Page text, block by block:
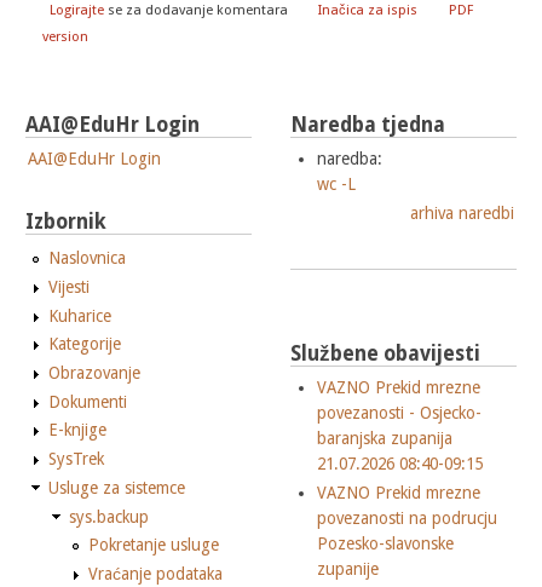
Logirajtese za dodavanje komentara Inačica za ispis
PDF
version
AAI@EduHr Login
AAI@EduHr Login
Izbornik
Naslovnica
Vijesti
Kuharice
Kategorije
Obrazovanje
Dokumenti
E-knjige
SysTrek
Usluge za sistemce
sys.backup
Pokretanje usluge
Vraćanje podataka
Naredba tjedna
naredba:
wc -L
arhiva naredbi
Službene obavijesti
VAZNO Prekid mrezne
povezanosti - Osjecko-
baranjska zupanija
21.07.2026 08:40-09:15
VAZNO Prekid mrezne
povezanosti na podrucju
Pozesko-slavonske
zupanije